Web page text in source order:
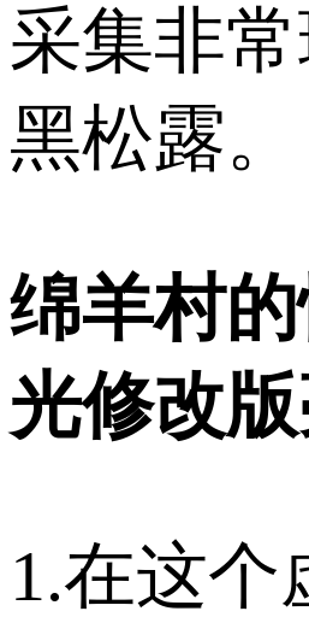
采集非
黑松露。
绵羊村
光修改
1.在这个